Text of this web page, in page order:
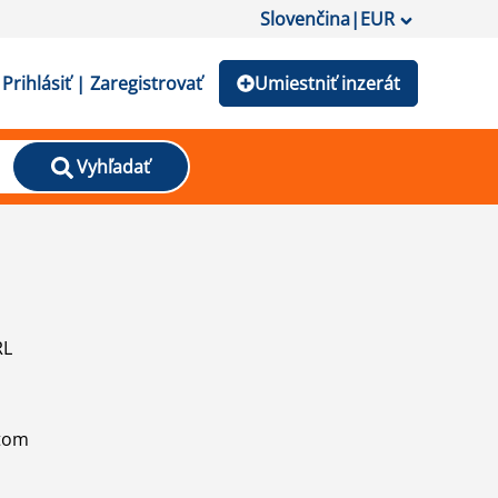
Slovenčina|EUR
Prihlásiť | Zaregistrovať Umiestniť inzerát
Vyhľadať